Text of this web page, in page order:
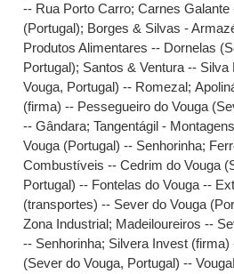
-- Rua Porto Carro;Carnes Galante
(Portugal); Borges & Silvas -
Produtos Alimentares -- Dornelas
Portugal); Santos & Ventura --
Vouga, Portugal) -- Romezal;
(firma) -- Pessegueiro do Vouga
-- Gândara;Tangentágil -
Vouga (Portugal) -- Senhorinha;
Combustíveis -- Cedrim do Vouga
Portugal) -- Fontelas do Vouga --
(transportes) -- Sever do Vouga
Zona Industrial; Madeiloureiros --
-- Senhorinha; Silvera Invest (firma)
(Sever do Vouga, Portugal) --